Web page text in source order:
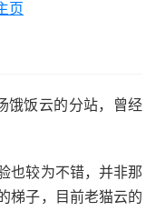
页
饿饭云的分站，曾经
也较为不错，并非那
梯子，目前老猫云的